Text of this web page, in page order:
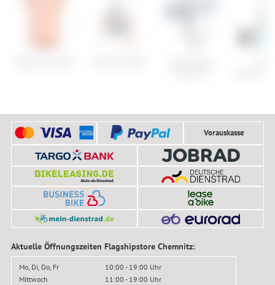
Vorauskasse
Aktuelle Öffnungszeiten Flagshipstore Chemnitz:
Mo, Di, Do, Fr
10:00 - 19:00 Uhr
Mittwoch
11:00 - 19:00 Uhr